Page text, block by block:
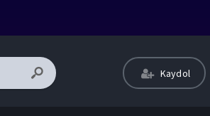
Kaydol